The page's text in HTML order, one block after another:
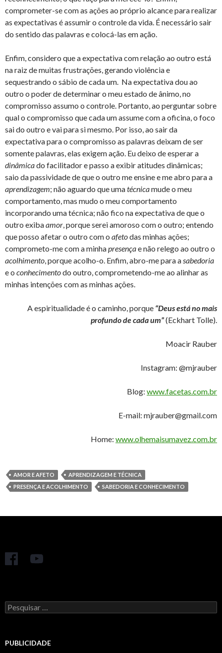
comprometer-se com as ações ao próprio alcance para realizar
as expectativas é assumir o controle da vida. É necessário sair
do sentido das palavras e colocá-las em ação.
Enfim, considero que a expectativa com relação ao outro está
na raiz de muitas frustrações, gerando violência e
sequestrando o sábio de cada um. Na expectativa dou ao
outro o poder de determinar o meu estado de ânimo, no
compromisso assumo o controle. Portanto, ao perguntar sobre
qual o compromisso que cada um assume com a oficina, o foco
sai do outro e vai para si mesmo. Por isso, ao sair da
expectativa para o compromisso as palavras deixam de ser
somente palavras, elas exigem ação. Eu deixo de esperar a
dinâmicado facilitador e passo a exibir atitudes dinâmicas;
saio da passividade de que o outro me ensine e me abro para a
aprendizagem; não aguardo que umatécnicamude o meu
comportamento, mas mudo o meu comportamento
incorporando uma técnica; não fico na expectativa de que o
outro exibaamor, porque serei amoroso com o outro; entendo
que posso afetar o outro com o afetodas minhas ações;
comprometo-me com a minhapresençae não relego ao outro o
acolhimento, porque acolho-o. Enfim, abro-me para asabedoria
e o conhecimentodo outro, comprometendo-me ao alinhar as
minhas intenções com as minhas ações.
A espiritualidade é o caminho, porque “Deus está no mais
profundo de cada um”(Eckhart Tolle).
Moacir Rauber
Instagram: @mjrauber
Blog: www.facetas.com.br
E-mail: mjrauber@gmail.com
Home: www.olhemaisumavez.com.br
AMOR E AFETO
APRENDIZAGEM E TÉCNICA
PRESENÇA E ACOLHIMENTO
SABEDORIA E CONHECIMENTO
Pesquisar
por:
PUBLICIDADE